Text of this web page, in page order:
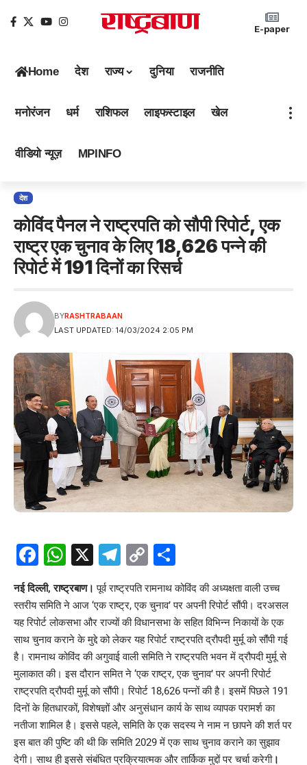
E-paper
Home देश राज्य दुनिया राजनीति
मनोरंजन धर्म राशिफल लाइफस्टाइल खेल
वीडियो न्यूज़ MPINFO
देश
कोविंद पैनल ने राष्ट्रपति को सौपी रिपोर्ट, एक
राष्ट्र एक चुनाव के लिए 18,626 पन्ने की
रिपोर्ट में 191 दिनों का रिसर्च
LAST UPDATED: 14/03/2024 2:05 PM
BYRASHTRABAAN
Facebook
WhatsApp
X Telegram
Copy
Link
नई दिल्ली, राष्ट्रबाण। पूर्व राष्ट्रपति रामनाथ कोविंद की अध्यक्षता वाली उच्च
स्तरीय समिति ने आज ‘एक राष्ट्र, एक चुनाव’ पर अपनी रिपोर्ट सौंपी। दरअसल
यह रिपोर्ट लोकसभा और राज्यों की विधानसभा के सहित विभिन्न निकायों के एक
साथ चुनाव कराने के मुद्दे को लेकर यह रिपोर्ट राष्ट्रपति द्रौपदी मुर्मू को सौंपी गई
है। रामनाथ कोविंद की अगुवाई वाली समिति ने राष्ट्रपति भवन में द्रौपदी मुर्मू से
मुलाकात की। इस दौरान समित ने ‘एक राष्ट्र, एक चुनाव’ पर अपनी रिपोर्ट
राष्ट्रपति द्रौपदी मुर्मू को सौंपी। रिपोर्ट 18,626 पन्नों की है। इसमें पिछले 191
दिनों के हितधारकों, विशेषज्ञों और अनुसंधान कार्य के साथ व्यापक परामर्श का
नतीजा शामिल है। इससे पहले, समिति के एक सदस्य ने नाम न छापने की शर्त पर
इस बात की पुष्टि की थी कि समिति 2029 में एक साथ चुनाव कराने का सुझाव
देगी। साथ ही इससे संबंधित प्रक्रियात्मक और तार्किक मुद्दों पर चर्चा करेगी।